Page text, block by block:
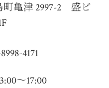
亀津 2997-2 盛ビ
4171
～17:00